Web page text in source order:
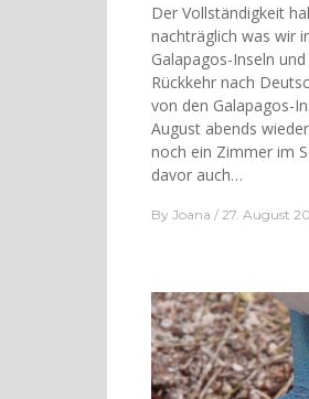
Der Vollständigkeit
nachträglich was wir
Galapagos-Inseln
Rückkehr nach
von den Galapagos-
August abends
noch ein Zimmer im
davor auch…
By Joana 27. August